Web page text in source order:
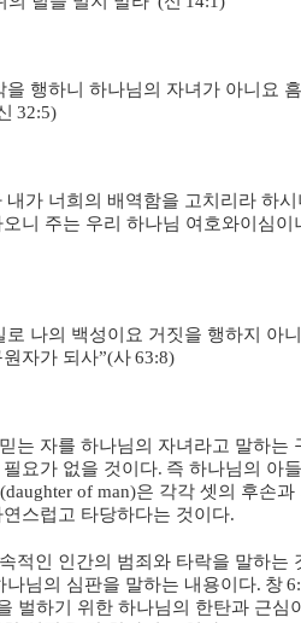
을 행하니 하나님의 자녀가 아니요
32:5)
가 너희의 배역함을 고치리라 하시
니 주는 우리 하나님 여호와이심이
로 나의 백성이요 거짓을 행하지 아
자가 되사”(사63:8)
는 자를 하나님의 자녀라고 말하는
요가 없을 것이다. 즉 하나님의 아들
(daughter of man)은 각각 셋의 후손과
스럽고 타당하다는 것이다.
적인 인간의 범죄와 타락을 말하는
나님의 심판을 말하는 내용이다. 창
벌하기 위한 하나님의 한탄과 근심